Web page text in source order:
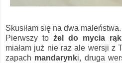
Skusiłam się na dwa maleństwa.
Pierwszy to żel do mycia
miałam już nie raz ale wersji z
zapach mandarynki, druga